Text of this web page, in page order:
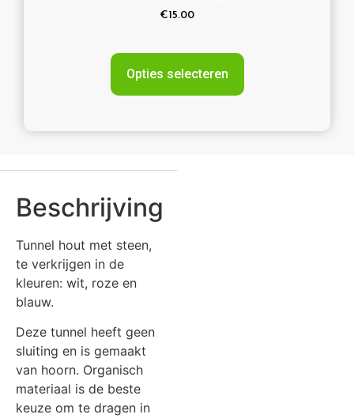
€15.00
Opties selecteren
Beschrijving
Tunnel hout met steen,
te verkrijgen in de
kleuren: wit, roze en
blauw.
Deze tunnel heeft geen
sluiting en is gemaakt
van hoorn. Organisch
materiaal is de beste
keuze om te dragen in